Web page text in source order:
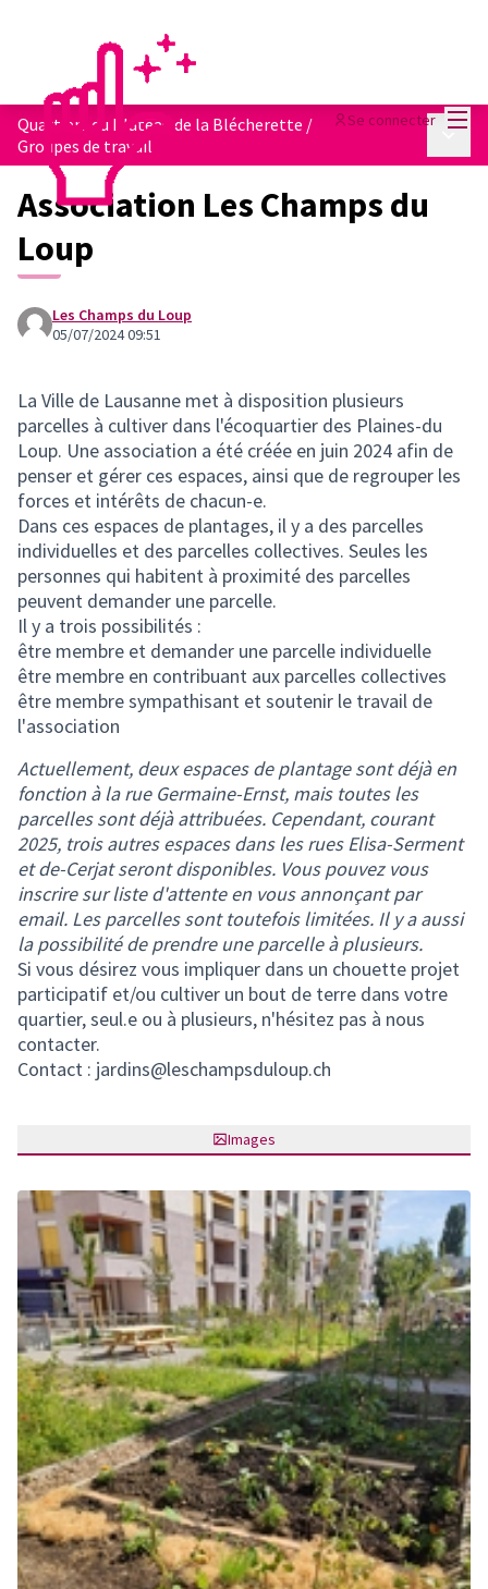
Se connecter
Quartiers du Plateau de la Blécherette /
Groupes de travail
Association Les Champs du
Loup
Les Champs du Loup
05/07/2024 09:51
La Ville de Lausanne met à disposition plusieurs
parcelles à cultiver dans l'écoquartier des Plaines-du
Loup. Une association a été créée en juin 2024 afin de
penser et gérer ces espaces, ainsi que de regrouper les
forces et intérêts de chacun-e.
Dans ces espaces de plantages, il y a des parcelles
individuelles et des parcelles collectives. Seules les
personnes qui habitent à proximité des parcelles
peuvent demander une parcelle.
Il y a trois possibilités :
être membre et demander une parcelle individuelle
être membre en contribuant aux parcelles collectives
être membre sympathisant et soutenir le travail de
l'association
Actuellement, deux espaces de plantage sont déjà en
fonction à la rue Germaine-Ernst, mais toutes les
parcelles sont déjà attribuées. Cependant, courant
2025, trois autres espaces dans les rues Elisa-Serment
et de-Cerjat seront disponibles. Vous pouvez vous
inscrire sur liste d'attente en vous annonçant par
email. Les parcelles sont toutefois limitées. Il y a aussi
la possibilité de prendre une parcelle à plusieurs.
Si vous désirez vous impliquer dans un chouette projet
participatif et/ou cultiver un bout de terre dans votre
quartier, seul.e ou à plusieurs, n'hésitez pas à nous
contacter.
Contact : jardins@leschampsduloup.ch
Images